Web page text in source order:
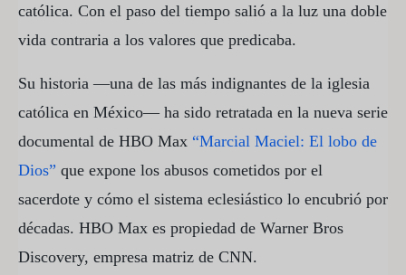
católica. Con el paso del tiempo salió a la luz una doble
vida contraria a los valores que predicaba.
Su historia —una de las más indignantes de la iglesia
católica en México— ha sido retratada en la nueva serie
documental de HBO Max “Marcial Maciel: El lobo de
Dios” que expone los abusos cometidos por el
sacerdote y cómo el sistema eclesiástico lo encubrió por
décadas. HBO Max es propiedad de Warner Bros
Discovery, empresa matriz de CNN.